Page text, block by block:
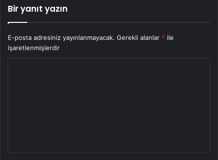
Bir yanıt yazın
E-posta adresiniz yayınlanmayacak. Gerekli alanlar * ile
işaretlenmişlerdir